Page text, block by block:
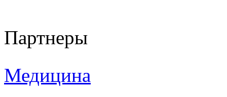
Партнеры
Медицина